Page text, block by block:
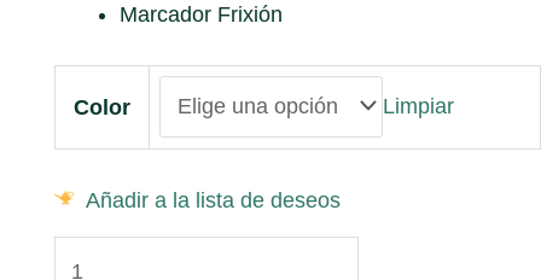
Marcador Frixión
Color Limpiar
Añadir a la lista de deseos